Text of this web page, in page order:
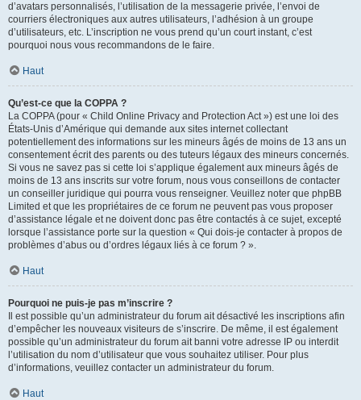
d’avatars personnalisés, l’utilisation de la messagerie privée, l’envoi de
courriers électroniques aux autres utilisateurs, l’adhésion à un groupe
d’utilisateurs, etc. L’inscription ne vous prend qu’un court instant, c’est
pourquoi nous vous recommandons de le faire.
Haut
Qu’est-ce que la COPPA ?
La COPPA (pour « Child Online Privacy and Protection Act ») est une loi des
États-Unis d’Amérique qui demande aux sites internet collectant
potentiellement des informations sur les mineurs âgés de moins de 13 ans un
consentement écrit des parents ou des tuteurs légaux des mineurs concernés.
Si vous ne savez pas si cette loi s’applique également aux mineurs âgés de
moins de 13 ans inscrits sur votre forum, nous vous conseillons de contacter
un conseiller juridique qui pourra vous renseigner. Veuillez noter que phpBB
Limited et que les propriétaires de ce forum ne peuvent pas vous proposer
d’assistance légale et ne doivent donc pas être contactés à ce sujet, excepté
lorsque l’assistance porte sur la question « Qui dois-je contacter à propos de
problèmes d’abus ou d’ordres légaux liés à ce forum ? ».
Haut
Pourquoi ne puis-je pas m’inscrire ?
Il est possible qu’un administrateur du forum ait désactivé les inscriptions afin
d’empêcher les nouveaux visiteurs de s’inscrire. De même, il est également
possible qu’un administrateur du forum ait banni votre adresse IP ou interdit
l’utilisation du nom d’utilisateur que vous souhaitez utiliser. Pour plus
d’informations, veuillez contacter un administrateur du forum.
Haut